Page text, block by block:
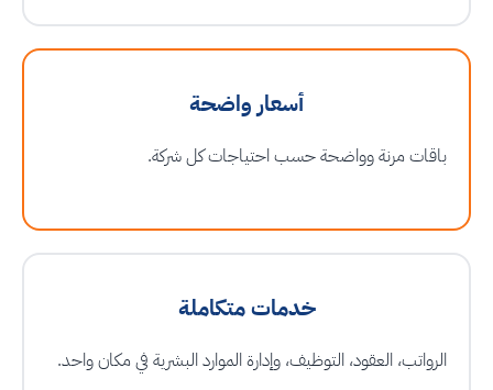
أسعار واضحة
باقات مرنة وواضحة حسب احتياجات كل شركة.
خدمات متكاملة
الرواتب، العقود، التوظيف، وإدارة الموارد البشرية في مكان واحد.